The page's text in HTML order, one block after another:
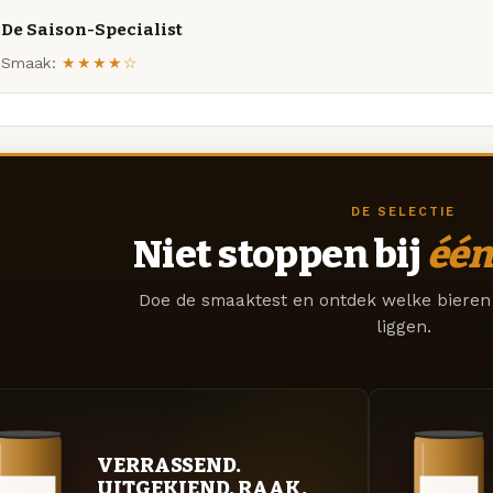
De Saison-Specialist
Smaak: ★★★★☆
DE SELECTIE
Niet stoppen bij één
Doe de smaaktest en ontdek welke
liggen.
VERRASSEND.
UITGEKIEND. RAAK.